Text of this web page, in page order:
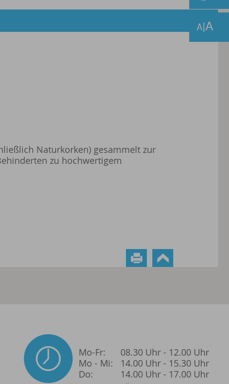
Naturkorken) gesammelt zur
zu hochwertigem
Mo-Fr:
Mo - Mi:
Do:
08.30 Uhr - 12.00 Uhr
14.00 Uhr - 15.30 Uhr
14.00 Uhr - 17.00 Uhr